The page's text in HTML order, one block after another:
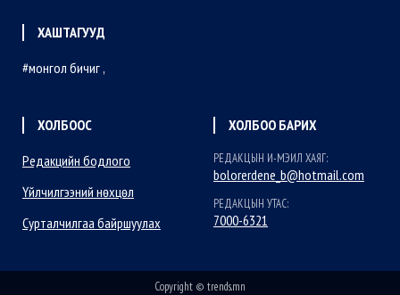
ХАШТАГУУД
монгол бичиг
ХОЛБООС
Редакцийн бодлого
Үйлчилгээний нөхцөл
Сурталчилгаа байршуулах
ХОЛБОО БАРИХ
РЕДАКЦЫН И-МЭИЛ ХАЯГ:
bolorerdene_b@hotmail.com
РЕДАКЦЫН УТАС:
7000-6321
Copyright © trends.mn